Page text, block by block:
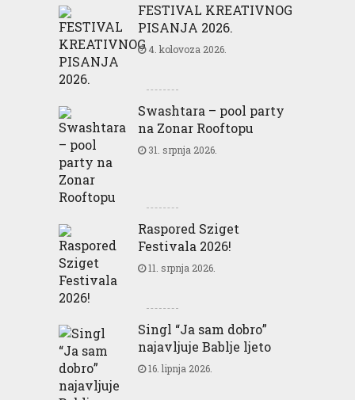
FESTIVAL KREATIVNOG
PISANJA 2026.
4. kolovoza 2026.
Swashtara – pool party
na Zonar Rooftopu
31. srpnja 2026.
Raspored Sziget
Festivala 2026!
11. srpnja 2026.
Singl “Ja sam dobro”
najavljuje Bablje ljeto
16. lipnja 2026.